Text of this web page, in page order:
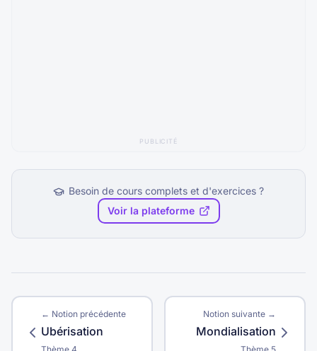
PUBLICITÉ
Besoin de cours complets et d'exercices ?
Voir la plateforme
← Notion précédente
Ubérisation
Notion suivante →
Mondialisation